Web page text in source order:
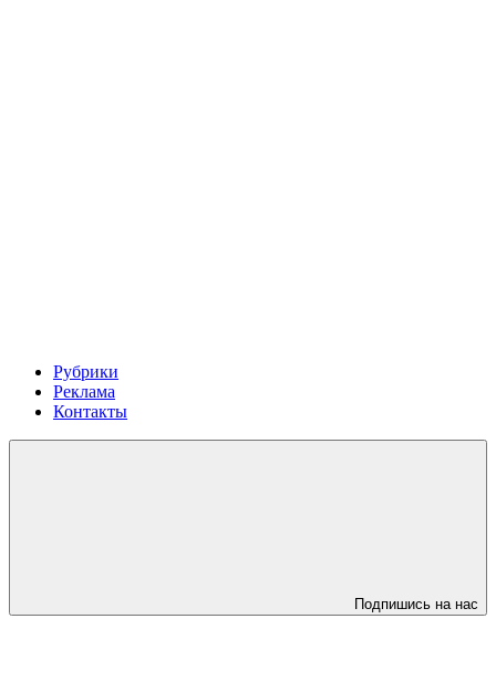
Рубрики
Реклама
Контакты
Подпишись на нас